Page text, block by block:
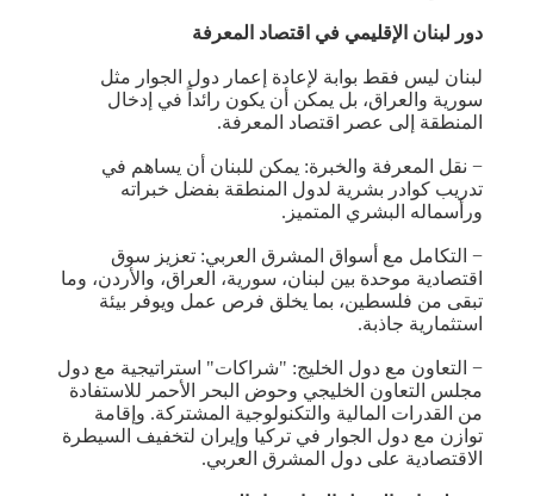
دور لبنان الإقليمي في اقتصاد المعرفة
لبنان ليس فقط بوابة لإعادة إعمار دول الجوار مثل
سورية والعراق، بل يمكن أن يكون رائداً في إدخال
المنطقة إلى عصر اقتصاد المعرفة.
− نقل المعرفة والخبرة: يمكن للبنان أن يساهم في
تدريب كوادر بشرية لدول المنطقة بفضل خبراته
ورأسماله البشري المتميز.
− التكامل مع أسواق المشرق العربي: تعزيز سوق
اقتصادية موحدة بين لبنان، سورية، العراق، والأردن، وما
تبقى من فلسطين، بما يخلق فرص عمل ويوفر بيئة
استثمارية جاذبة.
− التعاون مع دول الخليج: "شراكات" استراتيجية مع دول
مجلس التعاون الخليجي وحوض البحر الأحمر للاستفادة
من القدرات المالية والتكنولوجية المشتركة. وإقامة
توازن مع دول الجوار في تركيا وإيران لتخفيف السيطرة
الاقتصادية على دول المشرق العربي.